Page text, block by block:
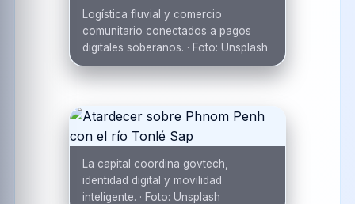
Logística fluvial y comercio
comunitario conectados a pagos
digitales soberanos. · Foto: Unsplash
La capital coordina govtech,
identidad digital y movilidad
inteligente. · Foto: Unsplash